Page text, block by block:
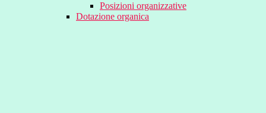
Posizioni organizzative
Dotazione organica